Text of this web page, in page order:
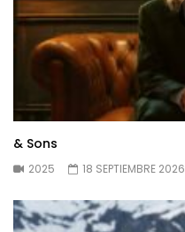
& Sons
2025 18 SEPTIEMBRE 2026